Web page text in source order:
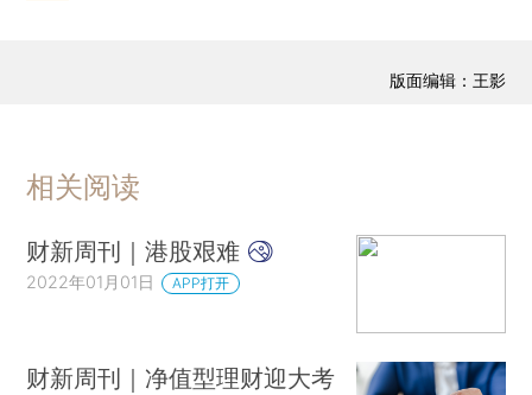
版面编辑：王影
相关阅读
财新周刊｜港股艰难
2022年01月01日 APP打开
财新周刊｜净值型理财迎大考